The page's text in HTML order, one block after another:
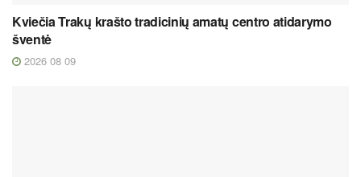
Kviečia Trakų krašto tradicinių amatų centro atidarymo
šventė
2026 08 09